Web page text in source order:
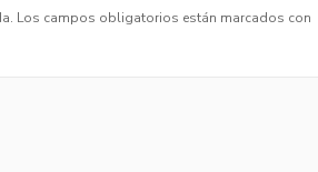
Los campos obligatorios están marcados con